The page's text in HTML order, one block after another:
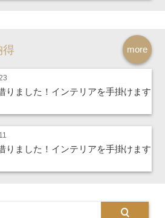
more
得
りました！インテリアを手掛けます
りました！インテリアを手掛けます